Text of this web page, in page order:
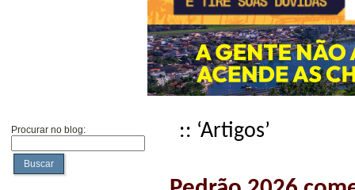
Procurar no blog:
Buscar
:: ‘Artigos’